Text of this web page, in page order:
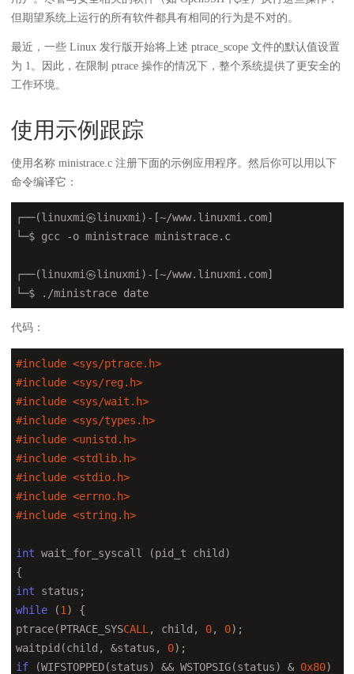
但期望系统上运行的所有软件都具有相同的行为是不对的。
最近，一些 Linux 发行版开始将上述 ptrace_scope 文件的默认值设置
为 1。因此，在限制 ptrace 操作的情况下，整个系统提供了更安全的
工作环境。
使用示例跟踪
使用名称 ministrace.c 注册下面的示例应用程序。然后你可以用以下
命令编译它：
┌──(linuxmi㉿linuxmi)-[~/www.linuxmi.com]
└─$ gcc -o ministrace ministrace.c
┌──(linuxmi㉿linuxmi)-[~/www.linuxmi.com]
└─$ ./ministrace date
代码：
#include <sys/ptrace.h>
#include <sys/reg.h>
#include <sys/wait.h>
#include <sys/types.h>
#include <unistd.h>
#include <stdlib.h>
#include <stdio.h>
#include <errno.h>
#include <string.h>
int wait_for_syscall (pid_t child)
int
while (1 ) {
ptrace(PTRACE_SYSCALL , child, 0, 0);
waitpid(child, &status, 0
if (WIFSTOPPED(status) && WSTOPSIG(status) & 0x80